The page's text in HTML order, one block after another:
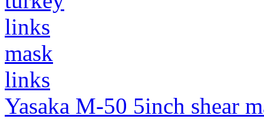
links
mask
links
Yasaka M-50 5inch shear